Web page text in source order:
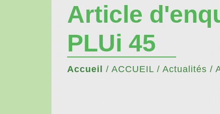
Article
PLUi 45
Accueil / ACCUEIL / Actualités /